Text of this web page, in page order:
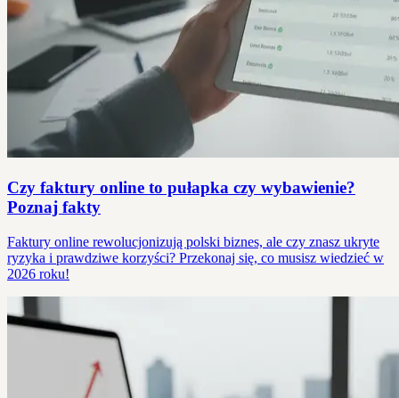
Czy faktury online to pułapka czy wybawienie?
Poznaj fakty
Faktury online rewolucjonizują polski biznes, ale czy znasz ukryte
ryzyka i prawdziwe korzyści? Przekonaj się, co musisz wiedzieć w
2026 roku!